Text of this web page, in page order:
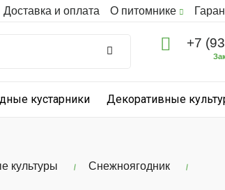
Доставка и оплата О питомнике
+7
кустарники Декоративные
культуры Снежноягодник